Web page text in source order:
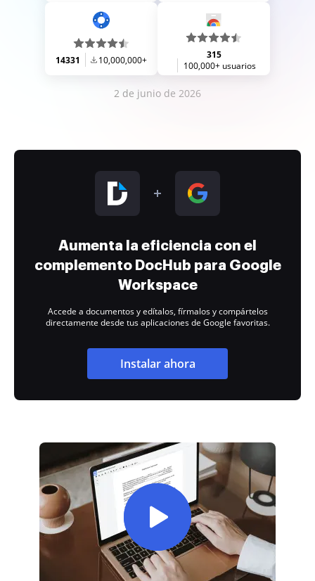
14331 10,000,000+
315
100,000+ usuarios
2 de junio de 2026
Aumenta la eficiencia con el
complemento DocHub para Google
Workspace
Accede a documentos y edítalos, fírmalos y compártelos
directamente desde tus aplicaciones de Google favoritas.
Instalar ahora